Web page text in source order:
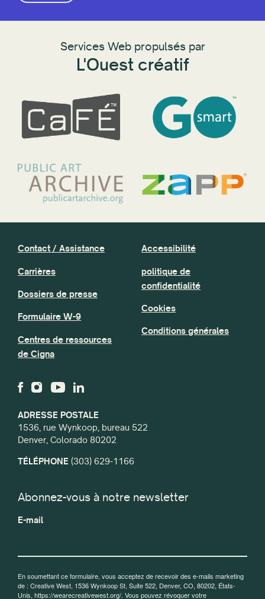
Services Web propulsés par
L'Ouest créatif
ADRESSE POSTALE
1536, rue Wynkoop, bureau 522
Denver, Colorado 80202
TÉLÉPHONE (303) 629-1166
Contact / Assistance
Carrières
Dossiers de presse
Formulaire W-9
Centres de ressources
de Cigna
Accessibilité
politique de
confidentialité
Cookies
Conditions générales
Abonnez-vous à notre newsletter
E-mail
En soumettant ce formulaire, vous acceptez de recevoir des e-mails marketing
de : Creative West, 1536 Wynkoop St, Suite 522, Denver, CO, 80202, États-
Unis, https://wearecreativewest.org/. Vous pouvez révoquer votre